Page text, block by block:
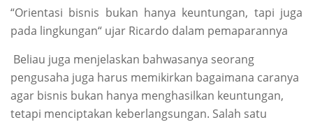
“Orientasi bisnis bukan hanya keuntungan, tapi juga
pada lingkungan“ ujar Ricardo dalam pemaparannya
Beliau juga menjelaskan bahwasanya seorang
pengusaha juga harus memikirkan bagaimana caranya
agar bisnis bukan hanya menghasilkan keuntungan,
tetapi menciptakan keberlangsungan. Salah satu